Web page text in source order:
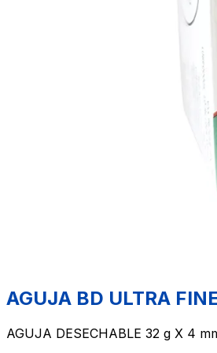
AGUJA BD ULTRA
AGUJA DESECHABLE 32 g X 4